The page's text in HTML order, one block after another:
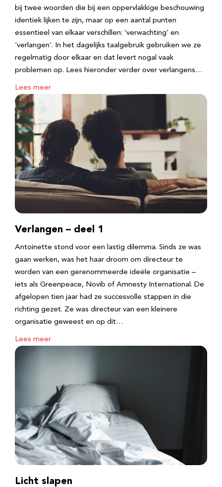
bij twee woorden die bij een oppervlakkige beschouwing
identiek lijken te zijn, maar op een aantal punten
essentieel van elkaar verschillen: ‘verwachting’ en
‘verlangen’. In het dagelijks taalgebruik gebruiken we ze
regelmatig door elkaar en dat levert nogal vaak
problemen op. Lees hieronder verder over verlangens…
Lees meer
Verlangen – deel 1
Antoinette stond voor een lastig dilemma. Sinds ze was
gaan werken, was het haar droom om directeur te
worden van een gerenommeerde ideële organisatie –
iets als Greenpeace, Novib of Amnesty International. De
afgelopen tien jaar had ze succesvolle stappen in die
richting gezet. Ze was directeur van een kleinere
organisatie geweest en op dit…
Lees meer
Licht slapen